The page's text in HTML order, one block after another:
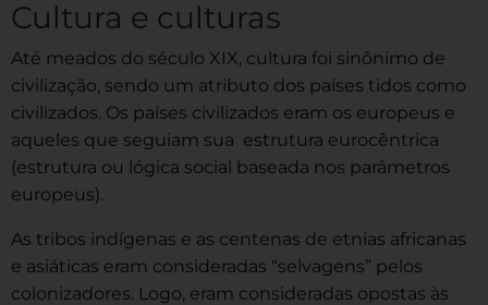
Cultura e culturas
Até meados do século XIX, cultura foi sinônimo de
civilização, sendo um atributo dos países tidos como
civilizados. Os países civilizados eram os europeus e
aqueles que seguiam sua estrutura eurocêntrica
(estrutura ou lógica social baseada nos parâmetros
europeus).
As tribos indígenas e as centenas de etnias africanas
e asiáticas eram consideradas “selvagens” pelos
colonizadores. Logo, eram consideradas opostas às